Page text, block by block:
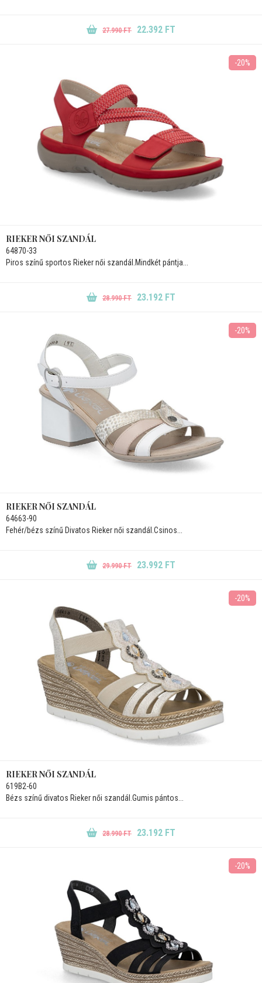
27.990 FT 22.392 FT
-20%
RIEKER NŐI SZANDÁL
64870-33
Piros színű sportos Rieker női szandál.Mindkét pántja...
28.990 FT 23.192 FT
-20%
RIEKER NŐI SZANDÁL
64663-90
Fehér/bézs színű Divatos Rieker női szandál.Csinos...
29.990 FT 23.992 FT
-20%
RIEKER NŐI SZANDÁL
619B2-60
Bézs színű divatos Rieker női szandál.Gumis pántos...
28.990 FT 23.192 FT
-20%